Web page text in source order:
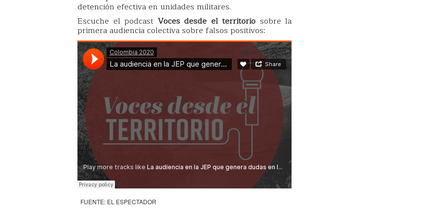
detención efectiva en unidades militares.
Escuche el podcast Voces desde el territorio sobre la
primera audiencia colectiva sobre falsos positivos:
FUENTE: EL ESPECTADOR